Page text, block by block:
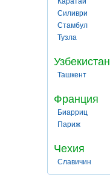
Силиври
Стамбул
Тузла
Узбекистан
Ташкент
Франция
Биарриц
Париж
Чехия
Славичин